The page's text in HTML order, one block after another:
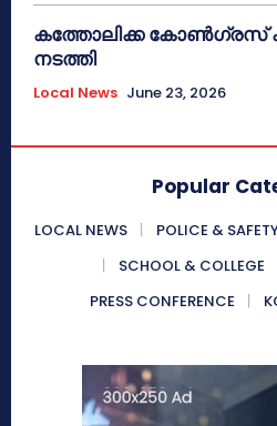
കത്തോലിക്ക കോൺഗ്രസ്
നടത്തി
Local News June 23, 2026
Popular
LOCAL NEWS POLICE &
SCHOOL & COLLEGE
PRESS CONFERENCE